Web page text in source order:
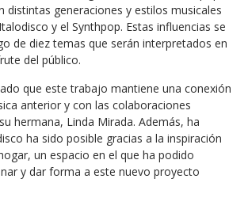
distintas generaciones y estilos musicales
y el Synthpop. Estas influencias se
de diez temas que serán interpretados en
del público.
que este trabajo mantiene una conexión
anterior y con las colaboraciones
hermana, Linda Mirada. Además, ha
ha sido posible gracias a la inspiración
un espacio en el que ha podido
y dar forma a este nuevo proyecto